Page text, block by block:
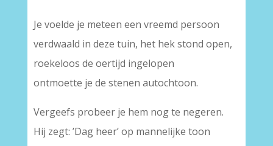
Je voelde je meteen een vreemd persoon
verdwaald in deze tuin, het hek stond open,
roekeloos de oertijd ingelopen
ontmoette je de stenen autochtoon.
Vergeefs probeer je hem nog te negeren.
Hij zegt: ’Dag heer’ op mannelijke toon